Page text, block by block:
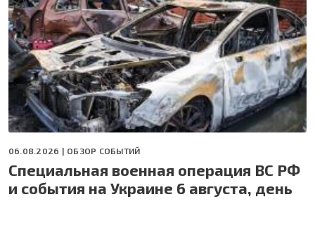
06.08.2026 | ОБЗОР СОБЫТИЙ
Специальная военная операция ВС РФ
и события на Украине 6 августа, день